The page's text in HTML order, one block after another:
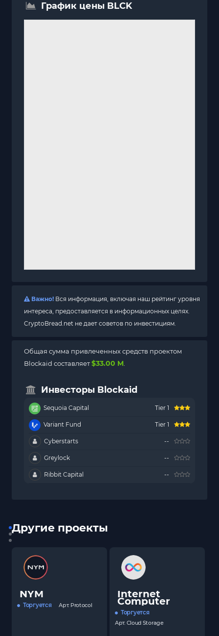
График цены BLCK
Важно! Вся информация, включая наш рейтинг уровня
интереса, предоставляется в информационных целях.
CryptoBread.net не дает советов по инвестициям.
Общая сумма привлеченных средств проектом
Blockaid составляет$33.00 M
Инвесторы Blockaid
Sequoia Capital Tier 1
Variant Fund Tier 1
Cyberstarts --
Greylock --
Ribbit Capital --
Другие проекты
NYM
Торгуется Арт. Protocol
Internet
Computer
Торгуется
Арт. Cloud Storage